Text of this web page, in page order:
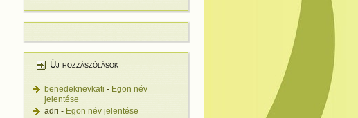
Új hozzászólások
benedeknevkati - Egon név
jelentése
adri - Egon név jelentése